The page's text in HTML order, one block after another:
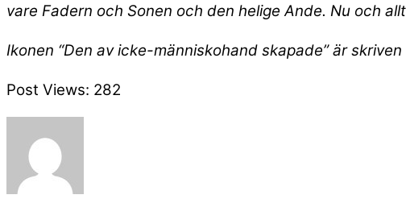
vare Fadern och Sonen och den helige Ande. Nu och
Ikonen “Den av icke-människohand skapade” är
Post Views: 282